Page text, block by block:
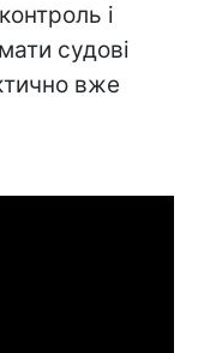
і
судові
вже